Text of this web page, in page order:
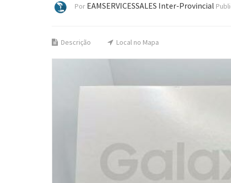
Por EAMSERVICESSALES Inter-Provincial
Descrição Local no Mapa